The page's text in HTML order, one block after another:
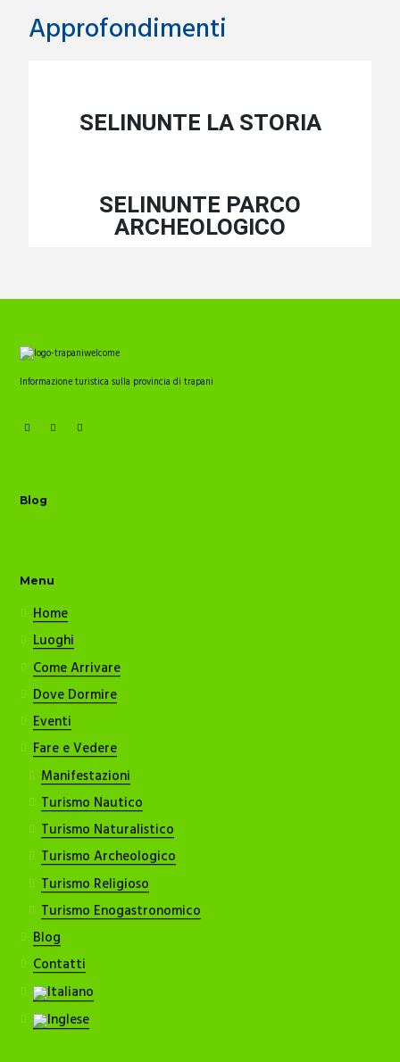
Approfondimenti
SELINUNTE LA STORIA
SELINUNTE PARCO
ARCHEOLOGICO
Informazione turistica sulla provincia di trapani
Blog
Menu
Home
Luoghi
Come Arrivare
Dove Dormire
Eventi
Fare e Vedere
Manifestazioni
Turismo Nautico
Turismo Naturalistico
Turismo Archeologico
Turismo Religioso
Turismo Enogastronomico
Blog
Contatti